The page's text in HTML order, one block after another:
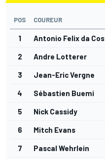
POS COUREUR
1 Antonio Felix da
2 Andre Lotterer
3 Jean-Eric Vergne
4 Sébastien Buemi
5 Nick Cassidy
6 Mitch Evans
7 Pascal Wehrlein